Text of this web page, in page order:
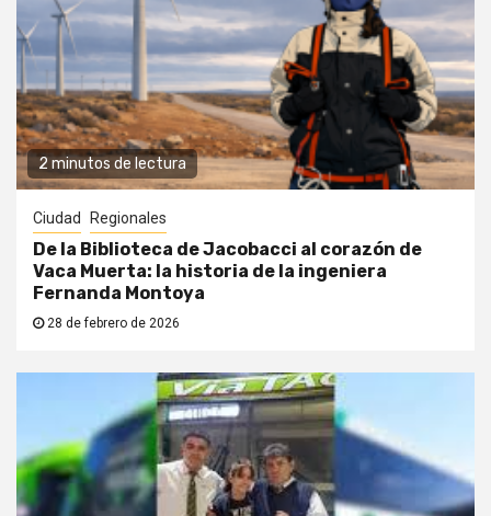
2 minutos de lectura
Ciudad Regionales
De la Biblioteca de Jacobacci al corazón de
Vaca Muerta: la historia de la ingeniera
Fernanda Montoya
28 de febrero de 2026